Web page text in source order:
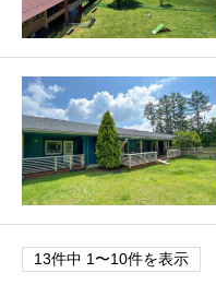
13件中 1〜10件を表示